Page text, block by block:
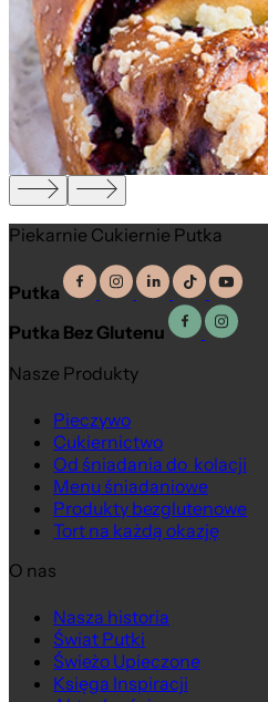
Piekarnie Cukiernie Putka
Putka
Putka Bez Glutenu
Nasze Produkty
Pieczywo
Cukiernictwo
Od śniadania do kolacji
Menu śniadaniowe
Produkty bezglutenowe
Tort na każdą okazję
O nas
Nasza historia
Świat Putki
Świeżo Upieczone
Księga Inspiracji